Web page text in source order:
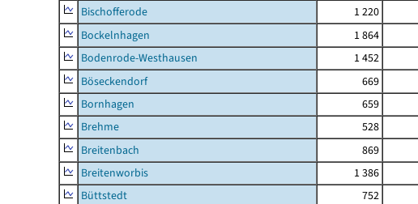
Bischofferode
1 220
Bockelnhagen
1 864
Bodenrode-Westhausen
1 452
Böseckendorf
669
Bornhagen
659
Brehme
528
Breitenbach
869
Breitenworbis
1 386
Büttstedt
752